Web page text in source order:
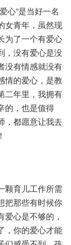
心”是当好一名
女青年，虽然现
为了一个有爱心
，没有爱心是没
没有情感就没有
情的爱心，是教
二年里，我拥有
的，也是值得
，都愿意让我去
颗育儿工作所需
那些有时候你
心是不够的，
，你的爱心才能